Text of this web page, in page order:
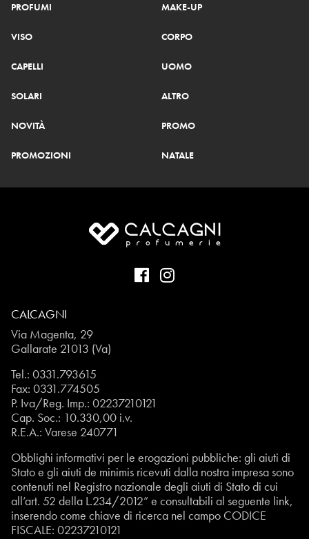
PROFUMI MAKE-UP
VISO CORPO
CAPELLI UOMO
SOLARI ALTRO
NOVITÀ PROMO
PROMOZIONI NATALE
CALCAGNI
Via Magenta, 29
Gallarate 21013 (Va)
Tel.: 0331.793615
Fax: 0331.774505
P. Iva/Reg. Imp.: 02237210121
Cap. Soc.: 10.330,00 i.v.
R.E.A.: Varese 240771
Obblighi informativi per le erogazioni pubbliche: gli aiuti di
Stato e gli aiuti de minimis ricevuti dalla nostra impresa sono
contenuti nel Registro nazionale degli aiuti di Stato di cui
all’art. 52 della L.234/2012” e consultabili al seguente link,
inserendo come chiave di ricerca nel campo CODICE
FISCALE: 02237210121